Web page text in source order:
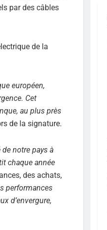
par des câbles
de la
européen,
Cet
au plus près
de la signature.
notre pays à
chaque année
des achats,
performances
d’envergure,